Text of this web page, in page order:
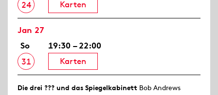
24
Karten
Jan 27
So
31
19:30 – 22:00
Karten
Die drei ??? und das Spiegelkabinett Bob Andrews